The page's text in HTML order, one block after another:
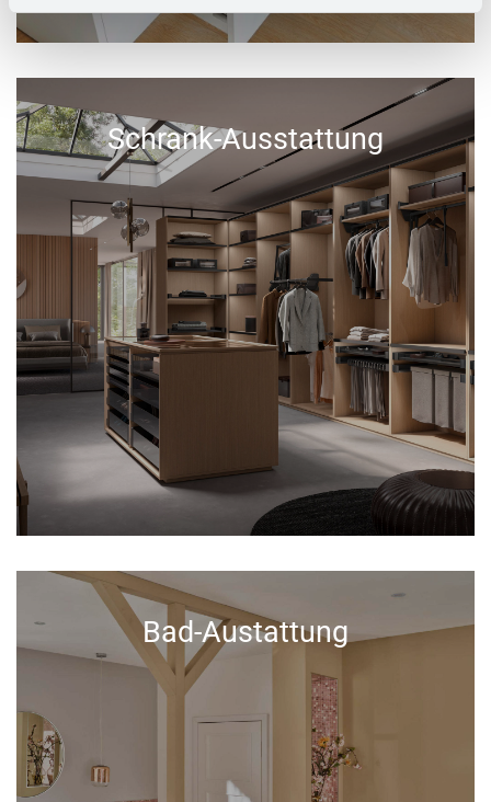
Schrank-Ausstattung
Bad-Austattung